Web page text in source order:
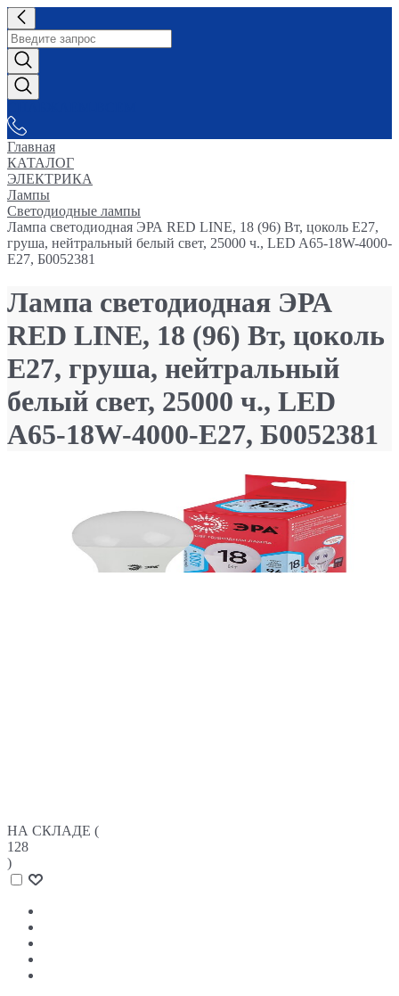
Главная
КАТАЛОГ
ЭЛЕКТРИКА
Лампы
Светодиодные лампы
Лампа светодиодная ЭРА RED LINE, 18 (96) Вт, цоколь Е27,
груша, нейтральный белый свет, 25000 ч., LED A65-18W-4000-
E27, Б0052381
Лампа светодиодная ЭРА
RED LINE, 18 (96) Вт, цоколь
Е27, груша, нейтральный
белый свет, 25000 ч., LED
A65-18W-4000-E27, Б0052381
НА СКЛАДЕ (
128
)